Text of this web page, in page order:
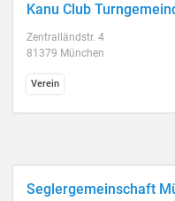
Kanu Club
Zentralländstr. 4
81379 München
Verein
Seglergemeinschaft